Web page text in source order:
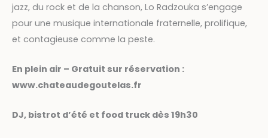
jazz, du rock et de la chanson, Lo Radzouka s’engage
pour une musique internationale fraternelle, prolifique,
et contagieuse comme la peste.
En plein air – Gratuit sur réservation :
www.chateaudegoutelas.fr
DJ, bistrot d’été et food truck dès 19h30